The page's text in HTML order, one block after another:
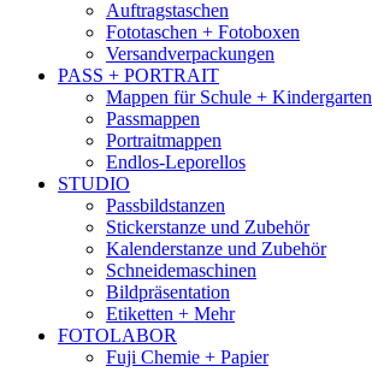
Auftragstaschen
Fototaschen + Fotoboxen
Versandverpackungen
PASS + PORTRAIT
Mappen für Schule + Kindergarten
Passmappen
Portraitmappen
Endlos-Leporellos
STUDIO
Passbildstanzen
Stickerstanze und Zubehör
Kalenderstanze und Zubehör
Schneidemaschinen
Bildpräsentation
Etiketten + Mehr
FOTOLABOR
Fuji Chemie + Papier